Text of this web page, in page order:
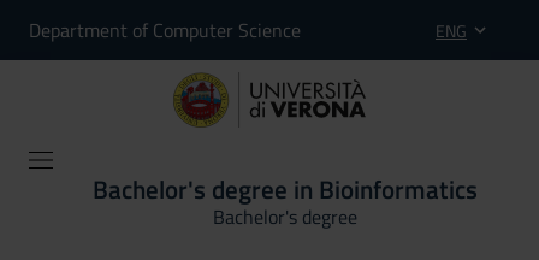
Department of Computer Science ENG
Bachelor's degree in Bioinformatics
Bachelor's degree